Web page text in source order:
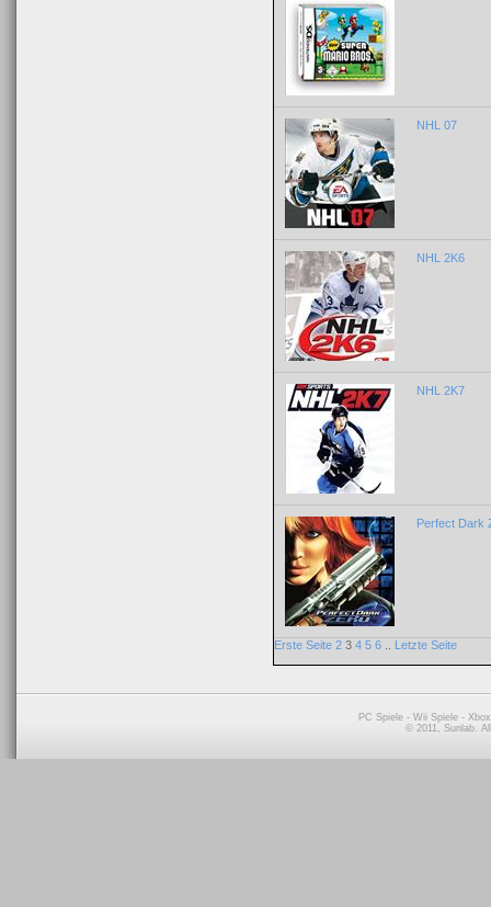
NHL 07
NHL 2K6
NHL 2K7
Perfect Dark
Erste Seite 2 3 4 5 6 Letzte Seite
PC Spiele -Wii Spiele -
© 2011, Sunlab.